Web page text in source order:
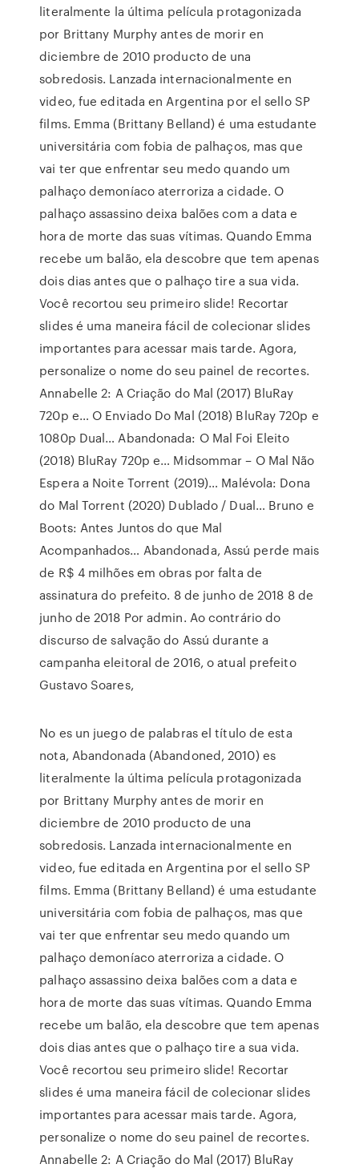
literalmente la última película protagonizada
por Brittany Murphy antes de morir en
diciembre de 2010 producto de una
sobredosis. Lanzada internacionalmente en
video, fue editada en Argentina por el sello SP
films. Emma (Brittany Belland) é uma estudante
universitária com fobia de palhaços, mas que
vai ter que enfrentar seu medo quando um
palhaço demoníaco aterroriza a cidade. O
palhaço assassino deixa balões com a data e
hora de morte das suas vítimas. Quando Emma
recebe um balão, ela descobre que tem apenas
dois dias antes que o palhaço tire a sua vida.
Você recortou seu primeiro slide! Recortar
slides é uma maneira fácil de colecionar slides
importantes para acessar mais tarde. Agora,
personalize o nome do seu painel de recortes.
Annabelle 2: A Criação do Mal (2017) BluRay
720p e… O Enviado Do Mal (2018) BluRay 720p e
1080p Dual… Abandonada: O Mal Foi Eleito
(2018) BluRay 720p e… Midsommar – O Mal Não
Espera a Noite Torrent (2019)… Malévola: Dona
do Mal Torrent (2020) Dublado / Dual… Bruno e
Boots: Antes Juntos do que Mal
Acompanhados… Abandonada, Assú perde mais
de R$ 4 milhões em obras por falta de
assinatura do prefeito. 8 de junho de 2018 8 de
junho de 2018 Por admin. Ao contrário do
discurso de salvação do Assú durante a
campanha eleitoral de 2016, o atual prefeito
Gustavo Soares,
No es un juego de palabras el título de esta
nota, Abandonada (Abandoned, 2010) es
literalmente la última película protagonizada
por Brittany Murphy antes de morir en
diciembre de 2010 producto de una
sobredosis. Lanzada internacionalmente en
video, fue editada en Argentina por el sello SP
films. Emma (Brittany Belland) é uma estudante
universitária com fobia de palhaços, mas que
vai ter que enfrentar seu medo quando um
palhaço demoníaco aterroriza a cidade. O
palhaço assassino deixa balões com a data e
hora de morte das suas vítimas. Quando Emma
recebe um balão, ela descobre que tem apenas
dois dias antes que o palhaço tire a sua vida.
Você recortou seu primeiro slide! Recortar
slides é uma maneira fácil de colecionar slides
importantes para acessar mais tarde. Agora,
personalize o nome do seu painel de recortes.
Annabelle 2: A Criação do Mal (2017) BluRay